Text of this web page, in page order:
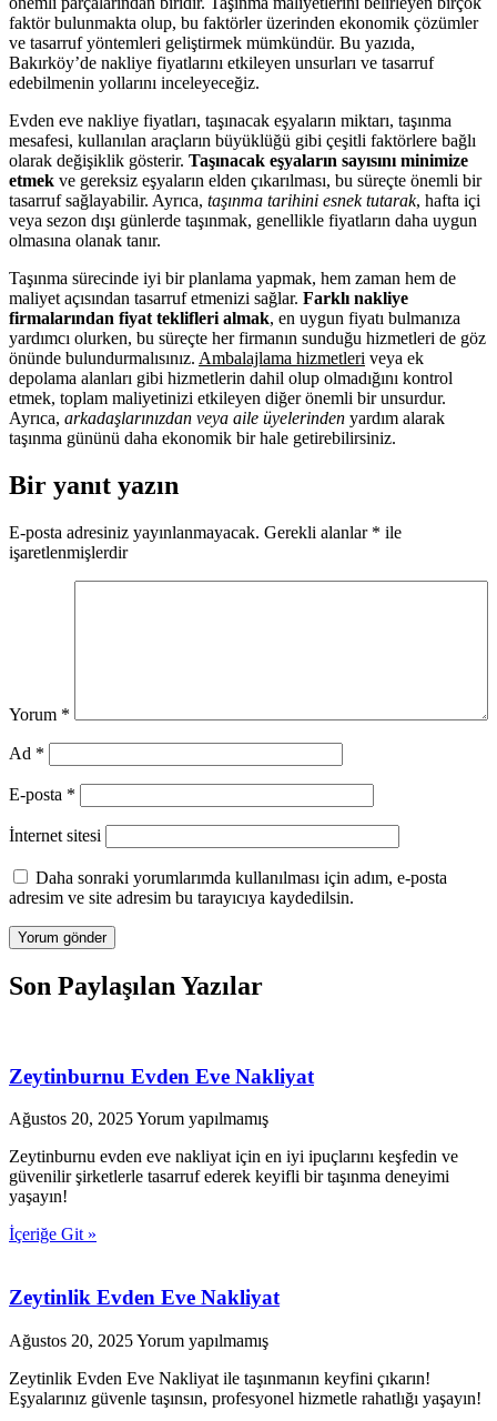
faktör bulunmakta olup, bu faktörler üzerinden ekonomik çözümler
ve tasarruf yöntemleri geliştirmek mümkündür. Bu yazıda,
Bakırköy’de nakliye fiyatlarını etkileyen unsurları ve tasarruf
edebilmenin yollarını inceleyeceğiz.
Evden eve nakliye fiyatları, taşınacak eşyaların miktarı, taşınma
mesafesi, kullanılan araçların büyüklüğü gibi çeşitli faktörlere bağlı
olarak değişiklik gösterir. Taşınacak eşyaların sayısını minimize
etmek ve gereksiz eşyaların elden çıkarılması, bu süreçte önemli bir
tasarruf sağlayabilir. Ayrıca, taşınma tarihini esnek tutarak, hafta içi
veya sezon dışı günlerde taşınmak, genellikle fiyatların daha uygun
olmasına olanak tanır.
Taşınma sürecinde iyi bir planlama yapmak, hem zaman hem de
maliyet açısından tasarruf etmenizi sağlar. Farklı nakliye
firmalarından fiyat teklifleri almak, en uygun fiyatı bulmanıza
yardımcı olurken, bu süreçte her firmanın sunduğu hizmetleri de göz
önünde bulundurmalısınız. Ambalajlama hizmetleri veya ek
depolama alanları gibi hizmetlerin dahil olup olmadığını kontrol
etmek, toplam maliyetinizi etkileyen diğer önemli bir unsurdur.
Ayrıca, arkadaşlarınızdan veya aile üyelerinden yardım alarak
taşınma gününü daha ekonomik bir hale getirebilirsiniz.
Bir yanıt yazın
E-posta adresiniz yayınlanmayacak. Gerekli alanlar * ile
işaretlenmişlerdir
Yorum *
Ad *
E-posta *
İnternet sitesi
Daha sonraki yorumlarımda kullanılması için adım, e-posta
adresim ve site adresim bu tarayıcıya kaydedilsin.
Son Paylaşılan Yazılar
Zeytinburnu Evden Eve Nakliyat
Ağustos 20, 2025Yorum yapılmamış
Zeytinburnu evden eve nakliyat için en iyi ipuçlarını keşfedin ve
güvenilir şirketlerle tasarruf ederek keyifli bir taşınma deneyimi
yaşayın!
İçeriğe Git »
Zeytinlik Evden Eve Nakliyat
Ağustos 20, 2025Yorum yapılmamış
Zeytinlik Evden Eve Nakliyat ile taşınmanın keyfini çıkarın!
Eşyalarınız güvenle taşınsın, profesyonel hizmetle rahatlığı yaşayın!